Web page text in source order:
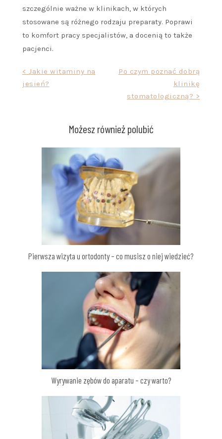
szczególnie ważne w klinikach, w których
stosowane są różnego rodzaju preparaty. Poprawi
to komfort pracy specjalistów, a docenią to także
pacjenci.
Nawigacja
wpisu
< Jakie witaminy na
jesień?
Po czym poznać dobrą
klinikę
stomatologiczną? >
Możesz również polubić
Pierwsza wizyta u ortodonty – co musisz o niej wiedzieć?
Wyrywanie zębów do aparatu – czy warto?